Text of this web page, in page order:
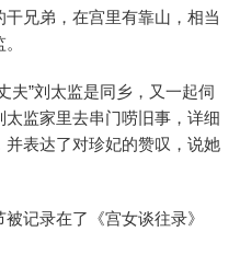
兄弟，在宫里有靠山，相当
夫”刘太监是同乡，又一起伺
监家里去串门唠旧事，详细
表达了对珍妃的赞叹，说她
记录在了《宫女谈往录》